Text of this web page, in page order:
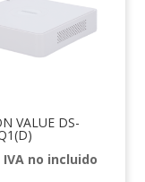
VALUE DS-
IVA no incluido